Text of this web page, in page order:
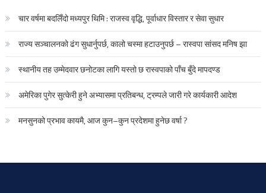
चार वर्षमा बदलिँदो मध्यपुर थिमि : राजस्व वृद्धि, पूर्वाधार विस्तार र सेवा सुधार
राज्य सञ्चालनको ढंग सुधार्नुपर्छ, कालो चस्मा हटाउनुपर्छ – रास्वपा सांसद मनिष झा
स्थानीय तह उम्मेदवार छनोटका लागि यस्तो छ रास्वपाको पाँच बुँदे मापदण्ड
अमेरिका पुगेर सुत्केरी हुने अभ्यासमा प्रतिबन्ध, ट्रम्पले जारी गरे कार्यकारी आदेश
मनसुनको प्रभाव कायमै, आज कुन–कुन प्रदेशमा हुनेछ वर्षा ?